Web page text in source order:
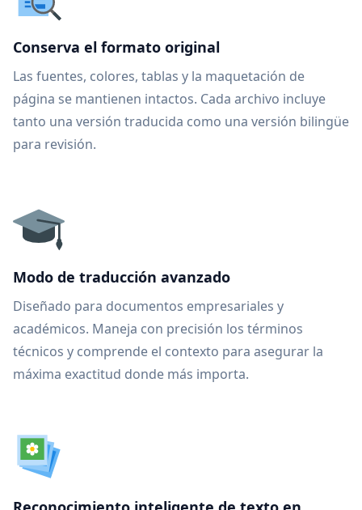
Conserva el formato original
Las fuentes, colores, tablas y la maquetación de
página se mantienen intactos. Cada archivo incluye
tanto una versión traducida como una versión bilingüe
para revisión.
Modo de traducción avanzado
Diseñado para documentos empresariales y
académicos. Maneja con precisión los términos
técnicos y comprende el contexto para asegurar la
máxima exactitud donde más importa.